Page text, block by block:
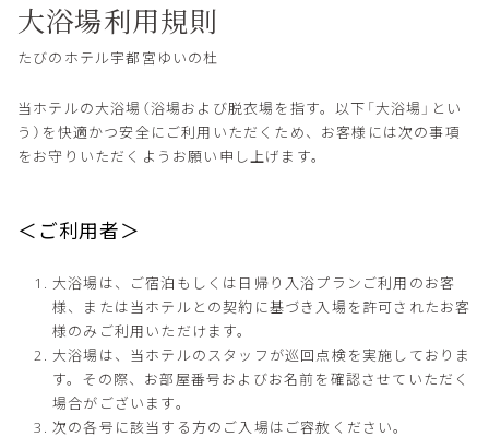
大浴場利用規則
たびのホテル宇都宮ゆいの杜
当ホテルの大浴場（浴場および脱衣場を指す。以下「大浴場」とい
う）を快適かつ安全にご利用いただくため、お客様には次の事項
をお守りいただくようお願い申し上げます。
＜ご利用者＞
大浴場は、ご宿泊もしくは日帰り入浴プランご利用のお客
様、または当ホテルとの契約に基づき入場を許可されたお客
様のみご利用いただけます。
大浴場は、当ホテルのスタッフが巡回点検を実施しておりま
す。その際、お部屋番号およびお名前を確認させていただく
場合がございます。
次の各号に該当する方のご入場はご容赦ください。